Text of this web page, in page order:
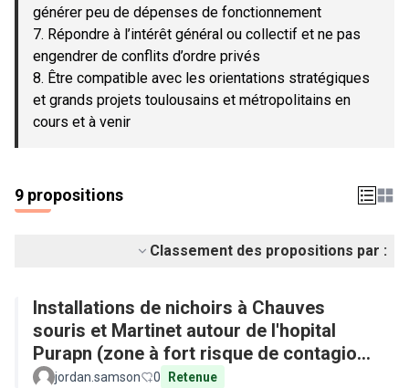
générer peu de dépenses de fonctionnement
7. Répondre à l’intérêt général ou collectif et ne pas
engendrer de conflits d’ordre privés
8. Être compatible avec les orientations stratégiques
et grands projets toulousains et métropolitains en
cours et à venir
9 propositions
Classement des propositions par :
Installations de nichoirs à Chauves
souris et Martinet autour de l'hopital
Purapn (zone à fort risque de contagion
aux maladies tropicales)
jordan.samson 0 Retenue